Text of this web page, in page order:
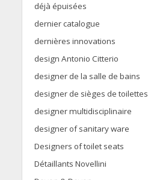
déjà épuisées
dernier catalogue
dernières innovations
design Antonio Citterio
designer de la salle de bains
designer de sièges de toilettes
designer multidisciplinaire
designer of sanitary ware
Designers of toilet seats
Détaillants Novellini